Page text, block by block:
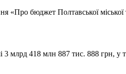
«Про бюджет Полтавської міської
3 млрд 418 млн 887 тис. 888 грн,